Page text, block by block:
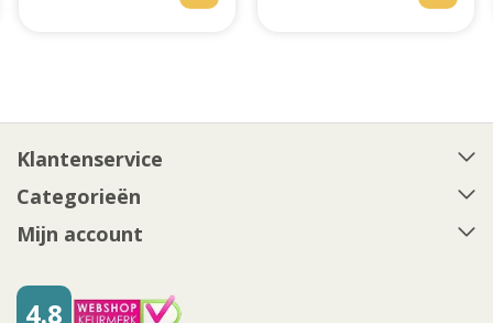
Klantenservice
Categorieën
Mijn account
4.8